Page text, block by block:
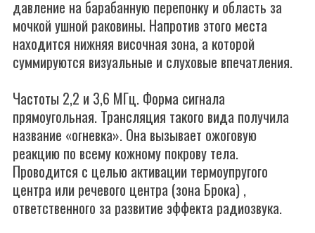
давление на барабанную перепонку и область за
мочкой ушной раковины. Напротив этого места
находится нижняя височная зона, а которой
суммируются визуальные и слуховые впечатления.
Частоты 2,2 и 3,6 МГц. Форма сигнала
прямоугольная. Трансляция такого вида получила
название «огневка». Она вызывает ожоговую
реакцию по всему кожному покрову тела.
Проводится с целью активации термоупругого
центра или речевого центра (зона Брока) ,
ответственного за развитие эффекта радиозвука.